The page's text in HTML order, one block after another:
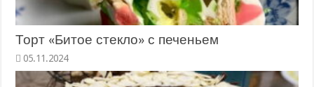
Торт «Битое стекло» с печеньем